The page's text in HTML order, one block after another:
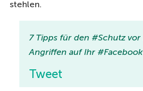
stehlen.
7 Tipps für den #Schutz
Angriffen auf Ihr
Tweet